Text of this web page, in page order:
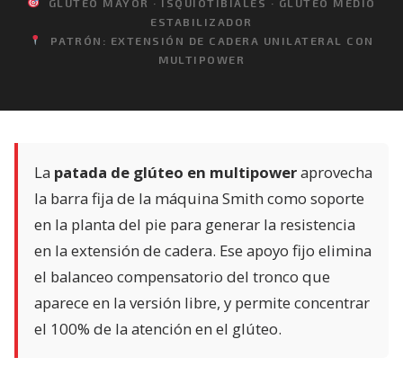
GLÚTEO MAYOR · ISQUIOTIBIALES · GLÚTEO MEDIO
ESTABILIZADOR
PATRÓN: EXTENSIÓN DE CADERA UNILATERAL CON
MULTIPOWER
La patada de glúteo en multipoweraprovecha
la barra fija de la máquina Smith como soporte
en la planta del pie para generar la resistencia
en la extensión de cadera. Ese apoyo fijo elimina
el balanceo compensatorio del tronco que
aparece en la versión libre, y permite concentrar
el 100% de la atención en el glúteo.